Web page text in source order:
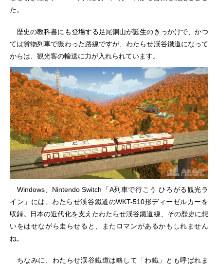
た。
歴史の教科書にも登場する足尾銅山が誕生のきっかけで、かつ
ては貨物列車で賑わった路線ですが、わたらせ渓谷鐵道になって
からは、観光客の輸送に力が入れられています。
Windows、Nintendo Switch「A列車で行こう ひろがる観光ラ
イン」には、わたらせ渓谷鐵道のWKT-510形ディーゼルカーを
収録。日本の近代化を支えたわたらせ渓谷鐵道線、その歴史に想
いをはせながら走らせると、またロマンがあるかもしれません
ね。
ちなみに、わたらせ渓谷鐵道は略して「わ鐵」とも呼ばれま